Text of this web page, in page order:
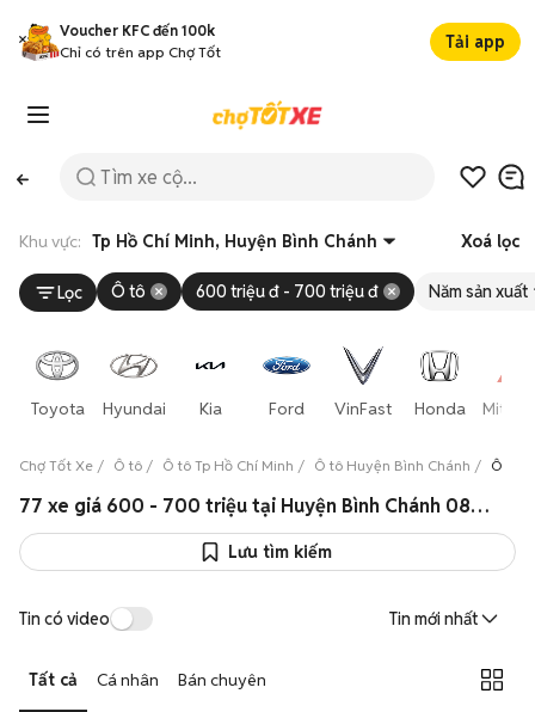
Voucher KFC đến 100k
Chỉ có trên app Chợ Tốt
Tải app
Khu vực: Tp Hồ Chí Minh, Huyện Bình Chánh Xoá lọc
Lọc Ô tô 600 triệu đ - 700 triệu đ Năm sản xuất
Toyota Hyundai Kia Ford VinFast Honda
Chợ Tốt Xe Ô tô Ô tô Tp Hồ Chí Minh Ô tô Huyện Bình Chánh Ô tô
77 xe giá 600 - 700 triệu tại Huyện Bình Chánh 08/2026
Lưu tìm kiếm
Tin có video Tin mới nhất
Tất cả Cá nhân Bán chuyên